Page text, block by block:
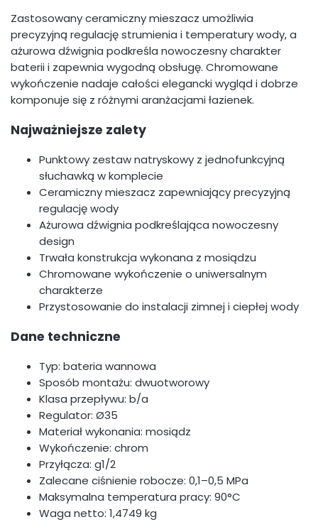
Zastosowany ceramiczny mieszacz umożliwia
precyzyjną regulację strumienia i temperatury wody, a
ażurowa dźwignia podkreśla nowoczesny charakter
baterii i zapewnia wygodną obsługę. Chromowane
wykończenie nadaje całości elegancki wygląd i dobrze
komponuje się z różnymi aranżacjami łazienek.
Najważniejsze zalety
Punktowy zestaw natryskowy z jednofunkcyjną
słuchawką w komplecie
Ceramiczny mieszacz zapewniający precyzyjną
regulację wody
Ażurowa dźwignia podkreślająca nowoczesny
design
Trwała konstrukcja wykonana z mosiądzu
Chromowane wykończenie o uniwersalnym
charakterze
Przystosowanie do instalacji zimnej i ciepłej wody
Dane techniczne
Typ: bateria wannowa
Sposób montażu: dwuotworowy
Klasa przepływu: b/a
Regulator: Ø35
Materiał wykonania: mosiądz
Wykończenie: chrom
Przyłącza: g1/2
Zalecane ciśnienie robocze: 0,1–0,5 MPa
Maksymalna temperatura pracy: 90°C
Waga netto: 1,4749 kg